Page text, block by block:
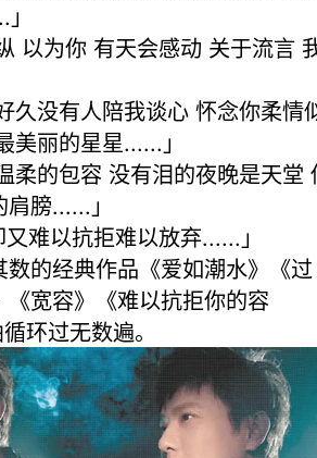
以为你 有天会感动 关于流言
久没有人陪我谈心 怀念你柔情
美丽的星星......」
柔的包容 没有泪的夜晚是天堂
膀......」
难以抗拒难以放弃......」
的经典作品《爱如潮水》《过
宽容》《难以抗拒你的容
环过无数遍。